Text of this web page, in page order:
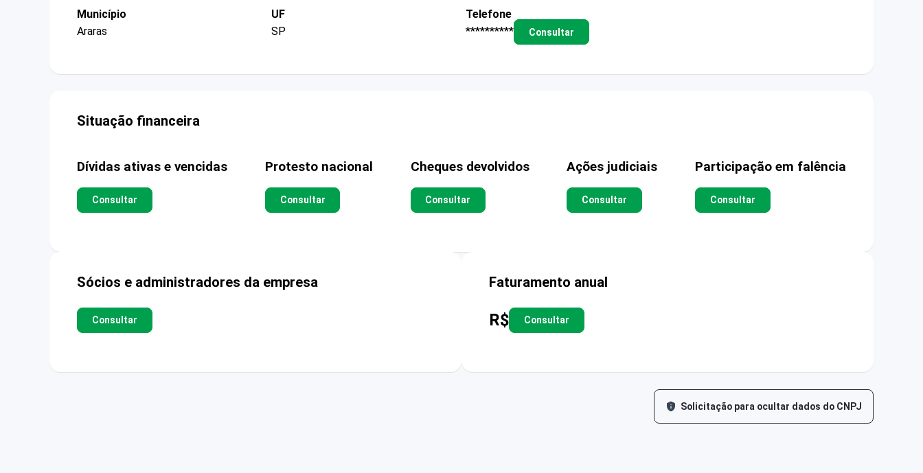
Município
Araras
UF
SP
Telefone
**********
Consultar
Situação financeira
Dívidas ativas e vencidas
Consultar
Protesto nacional
Consultar
Cheques devolvidos
Consultar
Ações judiciais
Consultar
Participação em falência
Consultar
Sócios e administradores da empresa
Consultar
Faturamento anual
R$ Consultar
Solicitação para ocultar dados do CNPJ